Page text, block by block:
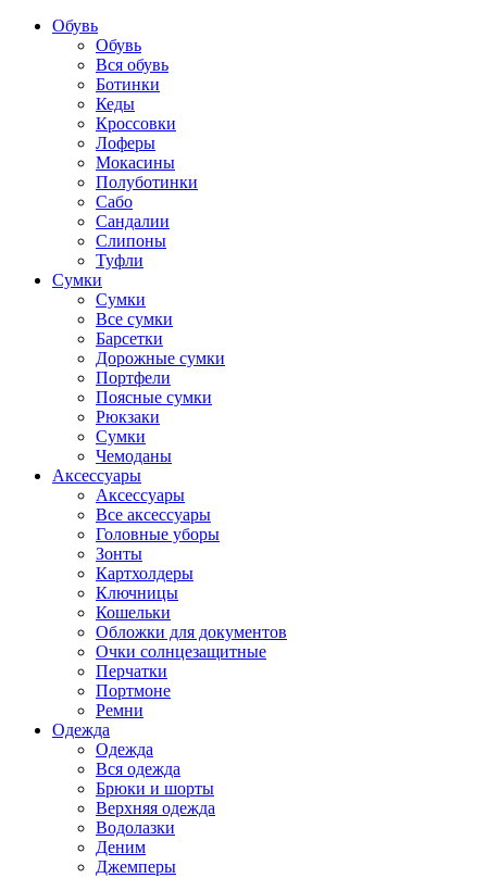
Обувь
Обувь
Вся обувь
Ботинки
Кеды
Кроссовки
Лоферы
Мокасины
Полуботинки
Сабо
Сандалии
Слипоны
Туфли
Сумки
Сумки
Все сумки
Барсетки
Дорожные сумки
Портфели
Поясные сумки
Рюкзаки
Сумки
Чемоданы
Аксессуары
Аксессуары
Все аксессуары
Головные уборы
Зонты
Картхолдеры
Ключницы
Кошельки
Обложки для документов
Очки солнцезащитные
Перчатки
Портмоне
Ремни
Одежда
Одежда
Вся одежда
Брюки и шорты
Верхняя одежда
Водолазки
Деним
Джемперы